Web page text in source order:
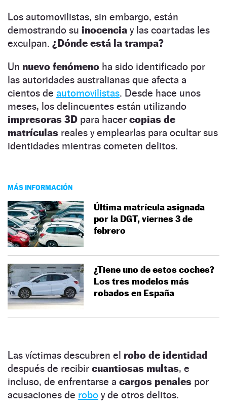
Los automovilistas, sin embargo, están
demostrando su inocencia y las coartadas les
exculpan. ¿Dónde está la trampa?
Un nuevo fenómeno ha sido identificado por
las autoridades australianas que afecta a
cientos de automovilistas. Desde hace unos
meses, los delincuentes están utilizando
impresoras 3D para hacer copias de
matrículas reales y emplearlas para ocultar sus
identidades mientras cometen delitos.
MÁS INFORMACIÓN
Última matrícula asignada
por la DGT, viernes 3 de
febrero
¿Tiene uno de estos coches?
Los tres modelos más
robados en España
Las víctimas descubren el robo de identidad
después de recibir cuantiosas multas, e
incluso, de enfrentarse a cargos penales por
acusaciones de robo y de otros delitos.